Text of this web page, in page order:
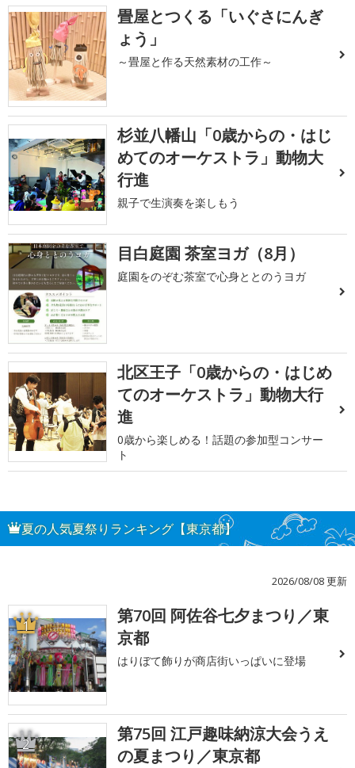
畳屋とつくる「いぐさにんぎ
ょう」
～畳屋と作る天然素材の工作～
杉並八幡山「0歳からの・はじ
めてのオーケストラ」動物大
行進
親子で生演奏を楽しもう
目白庭園 茶室ヨガ（8月）
庭園をのぞむ茶室で心身ととのうヨガ
北区王子「0歳からの・はじめ
てのオーケストラ」動物大行
進
0歳から楽しめる！話題の参加型コンサー
ト
夏の人気夏祭りランキング【東京都】
2026/08/08 更新
1
第70回 阿佐谷七夕まつり／東
京都
はりぼて飾りが商店街いっぱいに登場
2
第75回 江戸趣味納涼大会うえ
の夏まつり／東京都